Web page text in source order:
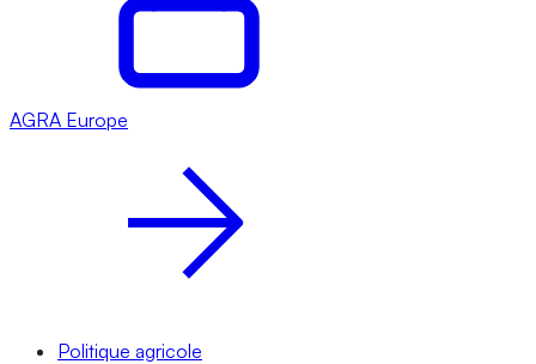
AGRA Europe
Politique agricole